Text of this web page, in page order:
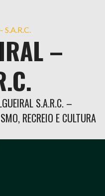
–
S.A.R.C. –
RECREIO E CULTURA